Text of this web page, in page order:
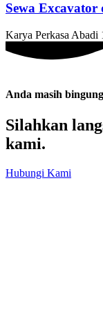
Sewa
Karya Perkasa Abadi
Anda masih
Silahkan
kami.
Hubungi Kami